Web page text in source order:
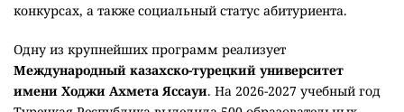
конкурсах, а также социальный статус абитуриента.
Одну из крупнейших программ реализует
Международный казахско-турецкий университет
имени Ходжи Ахмета Яссауи. На 2026-2027 учебный год